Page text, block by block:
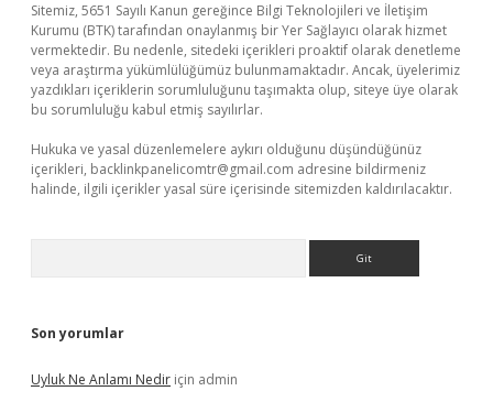
Sitemiz, 5651 Sayılı Kanun gereğince Bilgi Teknolojileri ve İletişim
Kurumu (BTK) tarafından onaylanmış bir Yer Sağlayıcı olarak hizmet
vermektedir. Bu nedenle, sitedeki içerikleri proaktif olarak denetleme
veya araştırma yükümlülüğümüz bulunmamaktadır. Ancak, üyelerimiz
yazdıkları içeriklerin sorumluluğunu taşımakta olup, siteye üye olarak
bu sorumluluğu kabul etmiş sayılırlar.
Hukuka ve yasal düzenlemelere aykırı olduğunu düşündüğünüz
içerikleri, backlinkpanelicomtr@gmail.com adresine bildirmeniz
halinde, ilgili içerikler yasal süre içerisinde sitemizden kaldırılacaktır.
Son yorumlar
Uyluk Ne Anlamı Nedir için admin